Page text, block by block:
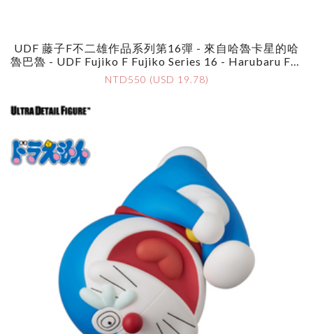
UDF 藤子F不二雄作品系列第16彈 - 來自哈魯卡星的哈
魯巴魯 - UDF Fujiko F Fujiko Series 16 - Harubaru Fro
M Haruka Star
NTD550 (USD 19.78)